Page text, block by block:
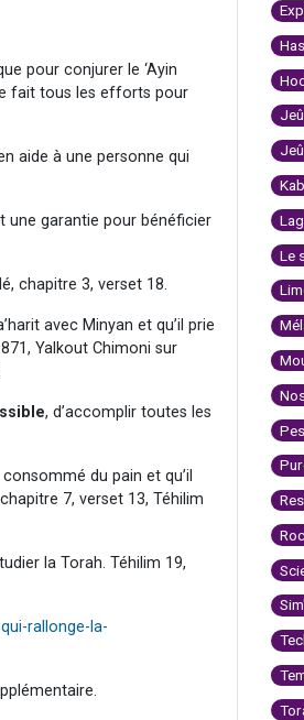
pour conjurer le ‘Ayin
fait tous les efforts pour
aide à une personne qui
une garantie pour bénéficier
chapitre 3, verset 18.
avec Minyan et qu’il prie
Yalkout Chimoni sur
, d’accomplir toutes les
du pain et qu’il
7, verset 13, Téhilim
la Torah. Téhilim 19,
rallonge-la-
Le